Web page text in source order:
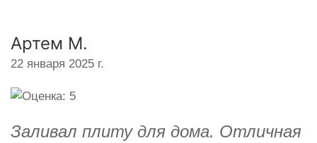
Артем М.
22 января 2025 г.
Заливал плиту для дома. Отличная